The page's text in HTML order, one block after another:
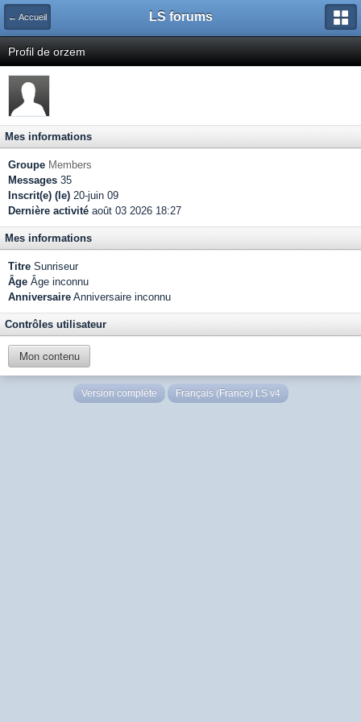
← Accueil LS forums
Profil de orzem
Mes informations
Groupe Members
Messages 35
Inscrit(e) (le) 20-juin 09
Dernière activité août 03 2026 18:27
Mes informations
Titre Sunriseur
Âge Âge inconnu
Anniversaire Anniversaire inconnu
Contrôles utilisateur
Mon contenu
Version complète Français (France) LS v4